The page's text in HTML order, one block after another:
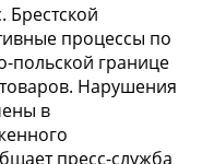
процессы по
польской границе
Нарушения
в
пресс-служба